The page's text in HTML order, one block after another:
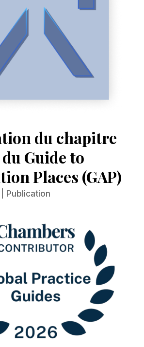
du chapitre
Guide to
Places (GAP)
Publication